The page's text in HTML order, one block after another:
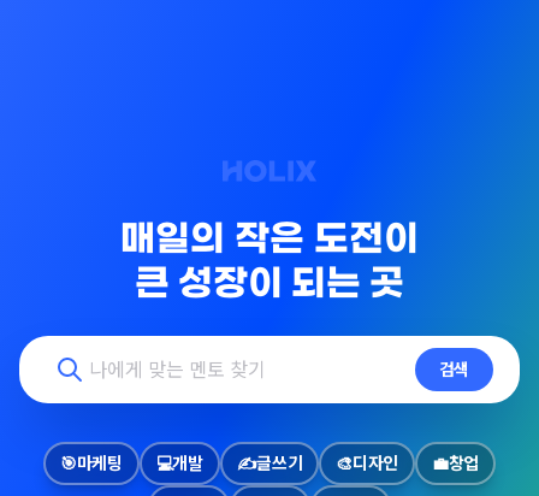
매일의 작은 도전이
큰 성장이 되는 곳
검색
🎯마케팅 💻개발 ✍️글쓰기 🎨디자인 💼창업